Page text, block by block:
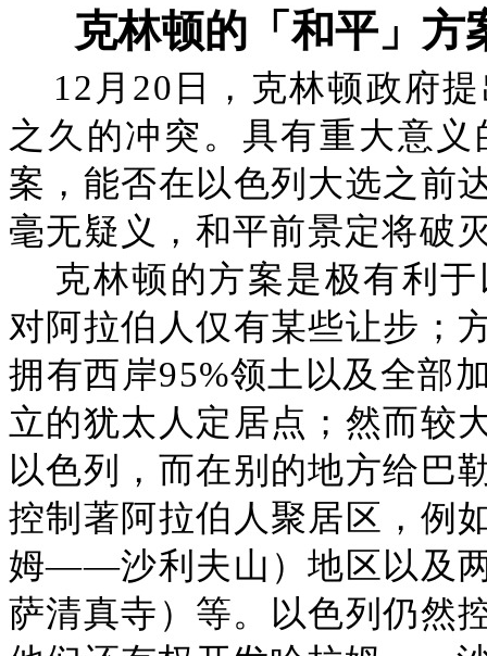
克林顿的「和平」方
12月20日，克林顿政府
之久的冲突。具有重大意
案，能否在以色列大选之前
毫无疑义，和平前景定将破
克林顿的方案是极有利
对阿拉伯人仅有某些让步；
拥有西岸95%领土以及全部
立的犹太人定居点；然而较
以色列，而在别的地方给巴
控制著阿拉伯人聚居区，例
姆——沙利夫山）地区以及
萨清真寺）等。以色列仍然